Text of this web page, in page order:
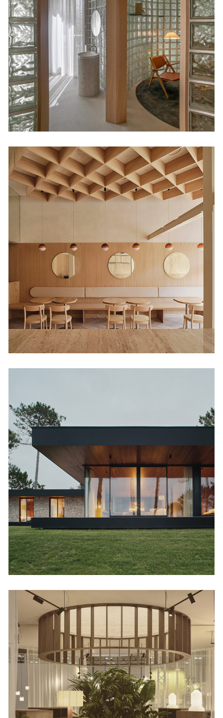
La forma del agua
Viviendas
Heladeria Regma
Tiendas
Loredo NAVC01
Viviendas
Harmony Seeker
Concept Lobby
Hoteles